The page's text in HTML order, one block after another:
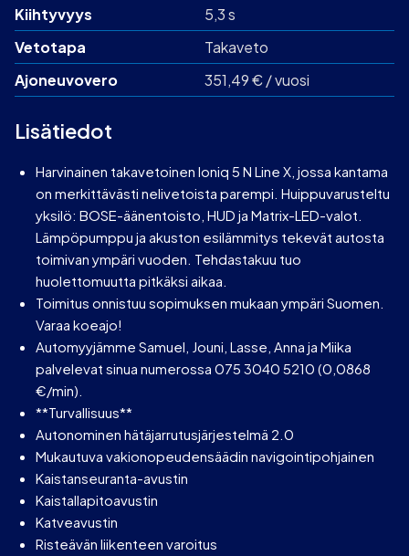
Kiihtyvyys
5,3 s
Vetotapa
Takaveto
Ajoneuvovero
351,49 € / vuosi
Lisätiedot
Harvinainen takavetoinen Ioniq 5 N Line X, jossa kantama
on merkittävästi nelivetoista parempi. Huippuvarusteltu
yksilö: BOSE-äänentoisto, HUD ja Matrix-LED-valot.
Lämpöpumppu ja akuston esilämmitys tekevät autosta
toimivan ympäri vuoden. Tehdastakuu tuo
huolettomuutta pitkäksi aikaa.
Toimitus onnistuu sopimuksen mukaan ympäri Suomen.
Varaa koeajo!
Automyyjämme Samuel, Jouni, Lasse, Anna ja Miika
palvelevat sinua numerossa 075 3040 5210 (0,0868
€/min).
**Turvallisuus**
Autonominen hätäjarrutusjärjestelmä 2.0
Mukautuva vakionopeudensäädin navigointipohjainen
Kaistanseuranta-avustin
Kaistallapitoavustin
Katveavustin
Risteävän liikenteen varoitus